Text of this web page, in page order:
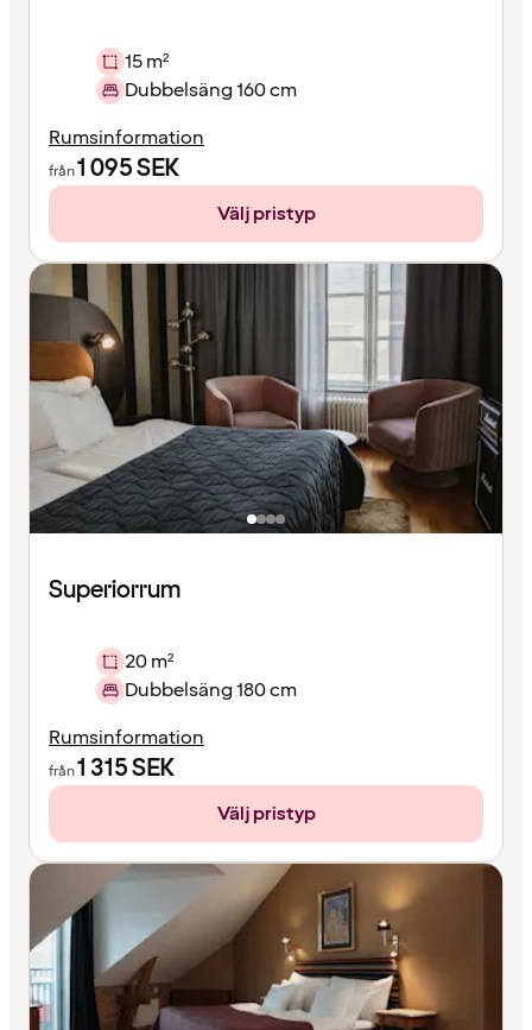
15 m²
Dubbelsäng 160 cm
Rumsinformation
från1 095SEK
Välj pristyp
Superiorrum
20 m²
Dubbelsäng 180 cm
Rumsinformation
från1 315SEK
Välj pristyp